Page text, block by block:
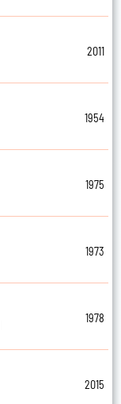
2011
1954
1975
1973
1978
2015